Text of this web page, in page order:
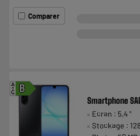
Comparer
B
A
G
Smartphone
Ecran : 5,4 "
Stockage :